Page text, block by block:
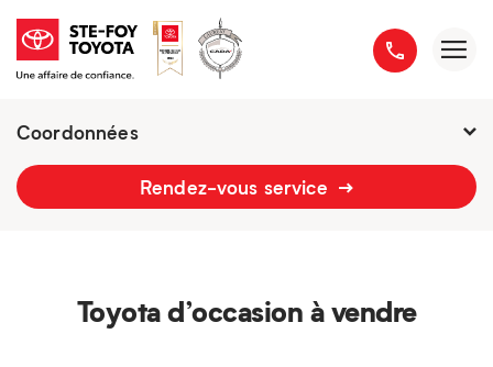
Coordonnées
Présentement ouvert jusqu'à 21h
Rendez-vous service
Toyota d’occasion à vendre